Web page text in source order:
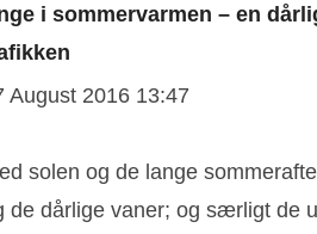
i sommervarmen – en
August 2016 13:47
solen og de lange
de dårlige vaner; og særligt de